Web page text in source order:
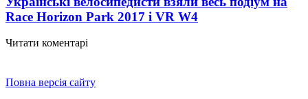
Race Horizon Park 2017 і VR W4
Читати коментарі
Повна версія сайту